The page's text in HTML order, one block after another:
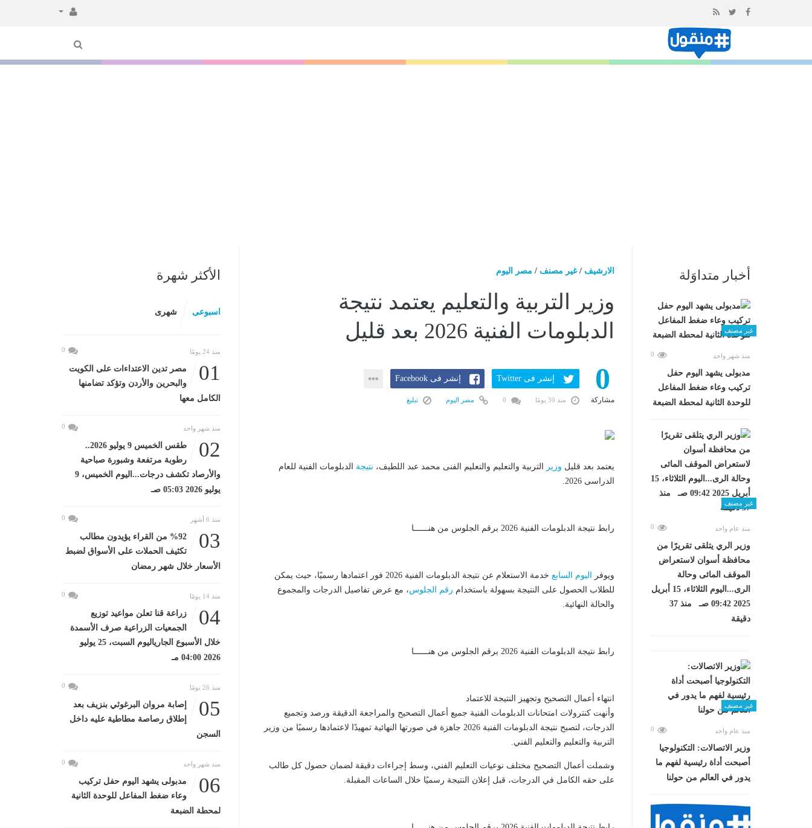
المحتوى
أخبار متداوَلة
غير مصنف
منذ شهر واحد 0
مدبولى يشهد اليوم حفل
تركيب وعاء ضغط المفاعل
للوحدة الثانية لمحطة الضبعة
غير مصنف
منذ عام واحد 0
وزير الري يتلقى تقريرًا من
محافظة أسوان لاستعراض
الموقف المائى وحالة
الرى...اليوم الثلاثاء، 15 أبريل
2025 09:42 صـ منذ 37
دقيقة
غير مصنف
منذ عام واحد 0
وزير الاتصالات: التكنولوجيا
أصبحت أداة رئيسية لفهم ما
يدور في العالم من حولنا
الارشيف /غير مصنف / مصر اليوم
وزير التربية والتعليم يعتمد نتيجة
الدبلومات الفنية 2026 بعد قليل
0
مشاركة
إنشر فى Twitter إنشر فى Facebook
منذ 30 يومًا مصر اليوم تبليغ
يعتمد بعد قليل وزير التربية والتعليم والتعليم الفنى محمد عبد اللطيف، نتيجة الدبلومات الفنية للعام
الدراسى 2026.
رابط نتيجة الدبلومات الفنية 2026 برقم الجلوس من هنــــــا
ويوفر اليوم السابع
خدمة الاستعلام عن نتيجة الدبلومات الفنية 2026 فور اعتمادها رسميًا، حيث يمكن
للطلاب الحصول على النتيجة بسهولة باستخدام رقم الجلوس، مع عرض تفاصيل الدرجات والمجموع
والحالة النهائية.
رابط نتيجة الدبلومات الفنية 2026 برقم الجلوس من هنــــــا
انتهاء أعمال التصحيح وتجهيز النتيجة للاعتماد
وأنهت كنترولات امتحانات الدبلومات الفنية جميع أعمال التصحيح والمراجعة الدقيقة ورصد وتجميع
الدرجات، لتصبح نتيجة الدبلومات الفنية 2026 جاهزة في صورتها النهائية تمهيدًا لاعتمادها رسميًا من وزير
التربية والتعليم والتعليم الفني.
وشملت أعمال التصحيح مختلف نوعيات التعليم الفني، وسط إجراءات دقيقة لضمان حصول كل طالب
على حقه الكامل في الدرجات، قبل إعلان النتيجة رسميًا خلال الساعات المقبلة.
الأكثر شهرة
اسبوعى شهرى
منذ 24 يومًا 0
01
مصر تدين الاعتداءات على الكويت
والبحرين والأردن وتؤكد تضامنها
الكامل معها
منذ شهر واحد 0
02
طقس الخميس 9 يوليو 2026..
رطوبة مرتفعة وشبورة صباحية
والأرصاد تكشف درجات...اليوم الخميس، 9
يوليو 2026 05:03 صـ
منذ 6 أشهر 0
03
%92 من القراء يؤيدون مطالب
تكثيف الحملات على الأسواق لضبط
الأسعار خلال شهر رمضان
منذ 14 يومًا 0
04
زراعة قنا تعلن مواعيد توزيع
الجمعيات الزراعية صرف الأسمدة
خلال الأسبوع الجارياليوم السبت، 25 يوليو
2026 04:00 مـ
منذ 26 يومًا 0
05
إصابة مروان البرغوثي بنزيف بعد
إطلاق رصاصة مطاطية عليه داخل
السجن
منذ شهر واحد 0
06
مدبولى يشهد اليوم حفل تركيب
وعاء ضغط المفاعل للوحدة الثانية
لمحطة الضبعة